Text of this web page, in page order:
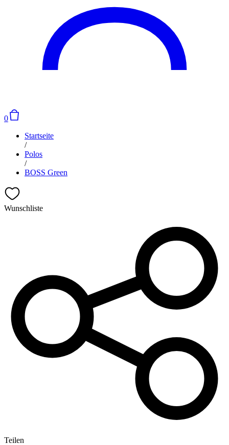
0
Startseite
/
Polos
/
BOSS Green
Wunschliste
Teilen